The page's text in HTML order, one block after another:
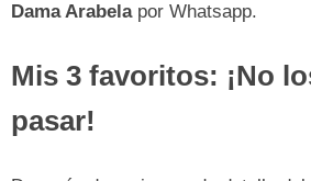
Dama Arabelapor Whatsapp.
Mis 3 favoritos: ¡No
pasar!